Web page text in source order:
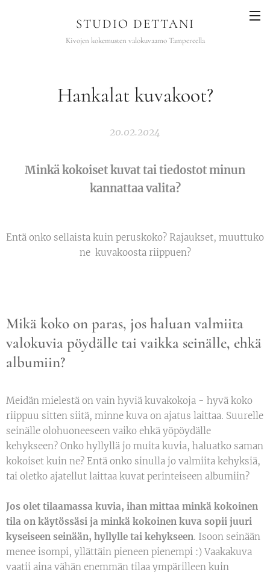
STUDIO DETTANI
Kivojen kokemusten valokuvaamo Tampereella
Hankalat kuvakoot?
20.02.2024
Minkä kokoiset kuvat tai tiedostot minun
kannattaa valita?
Entä onko sellaista kuin peruskoko? Rajaukset, muuttuko
ne kuvakoosta riippuen?
Mikä koko on paras, jos haluan valmiita
valokuvia pöydälle tai vaikka seinälle, ehkä
albumiin?
Meidän mielestä on vain hyviä kuvakokoja - hyvä koko
riippuu sitten siitä, minne kuva on ajatus laittaa. Suurelle
seinälle olohuoneeseen vaiko ehkä yöpöydälle
kehykseen? Onko hyllyllä jo muita kuvia, haluatko saman
kokoiset kuin ne? Entä onko sinulla jo valmiita kehyksiä,
tai oletko ajatellut laittaa kuvat perinteiseen albumiin?
Jos olet tilaamassa kuvia, ihan mittaa minkä kokoinen
tila on käytössäsi ja minkä kokoinen kuva sopii juuri
kyseiseen seinään, hyllylle tai kehykseen. Isoon seinään
menee isompi, yllättäin pieneen pienempi :) Vaakakuva
vaatii aina vähän enemmän tilaa ympärilleen kuin